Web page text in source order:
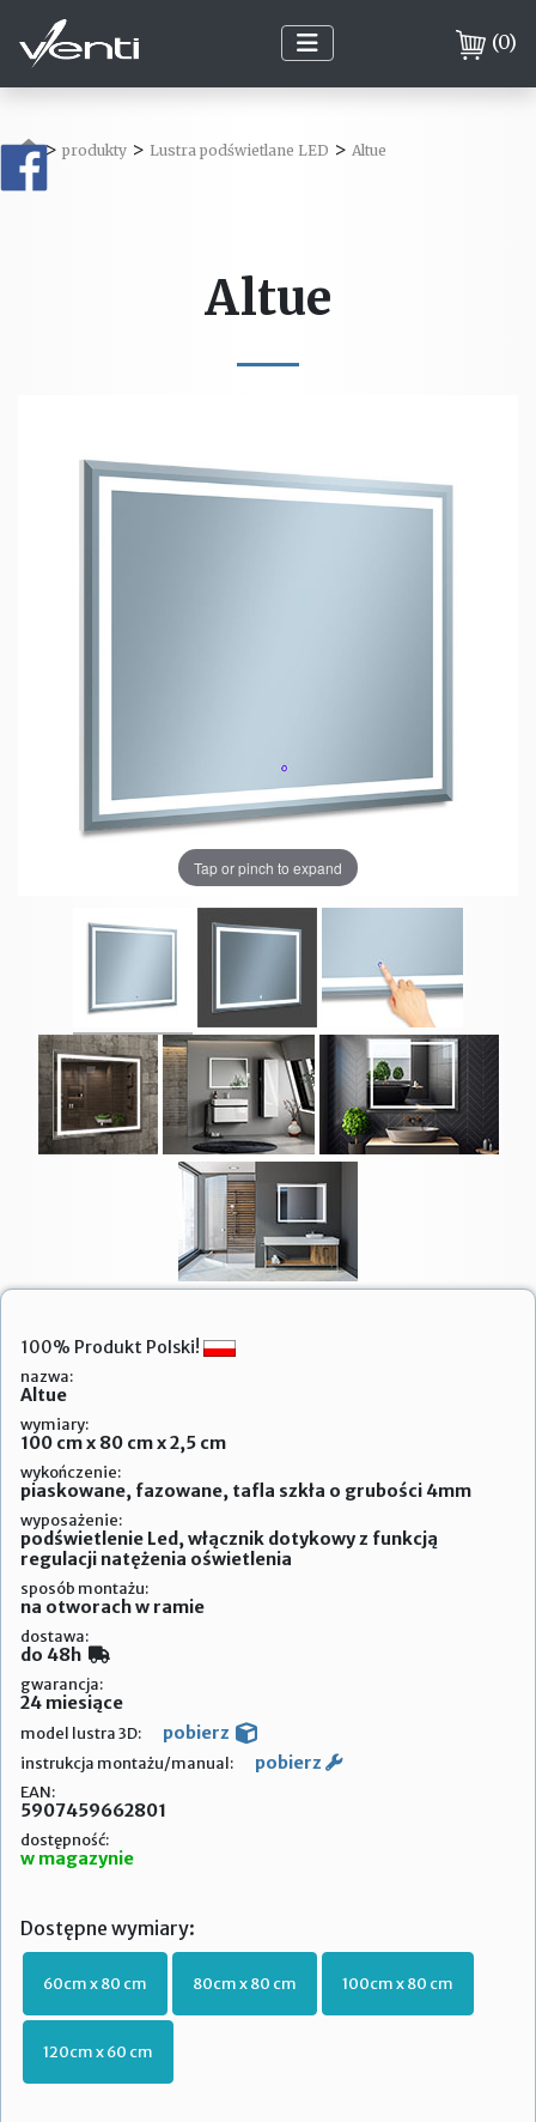
(0)
> produkty > Lustra podświetlane LED > Altue
Altue
Tap or pinch to expand
100% Produkt Polski!
nazwa:
Altue
wymiary:
100 cm x 80 cm x 2,5 cm
wykończenie:
piaskowane, fazowane, tafla szkła o grubości 4mm
wyposażenie:
podświetlenie Led, włącznik dotykowy z funkcją
regulacji natężenia oświetlenia
sposób montażu:
na otworach w ramie
dostawa:
do 48h
gwarancja:
24 miesiące
model lustra 3D: pobierz
instrukcja montażu/manual: pobierz
EAN:
5907459662801
dostępność:
w magazynie
Dostępne wymiary:
60cm x 80 cm 80cm x 80 cm 100cm x 80 cm
120cm x 60 cm